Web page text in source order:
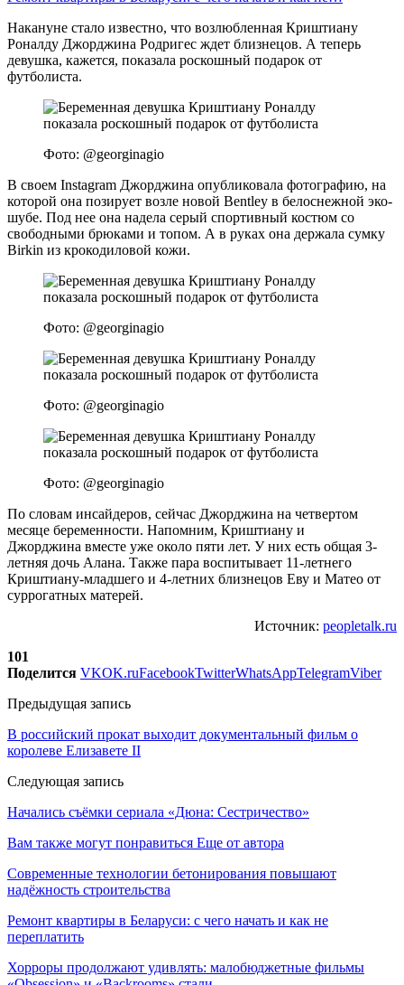
Накануне стало известно, что возлюбленная Криштиану
Роналду Джорджина Родригес ждет близнецов. А теперь
девушка, кажется, показала роскошный подарок от
футболиста.
Фото: @georginagio
В своем Instagram Джорджина опубликовала фотографию, на
которой она позирует возле новой Bentley в белоснежной эко-
шубе. Под нее она надела серый спортивный костюм со
свободными брюками и топом. А в руках она держала сумку
Birkin из крокодиловой кожи.
Фото: @georginagio
Фото: @georginagio
Фото: @georginagio
По словам инсайдеров, сейчас Джорджина на четвертом
месяце беременности. Напомним, Криштиану и
Джорджина вместе уже около пяти лет. У них есть общая 3-
летняя дочь Алана. Также пара воспитывает 11-летнего
Криштиану-младшего и 4-летних близнецов Еву и Матео от
суррогатных матерей.
Источник: peopletalk.ru
101
Поделится VKOK.ruFacebookTwitterWhatsAppTelegramViber
Предыдущая запись
В российский прокат выходит документальный фильм о
королеве Елизавете II
Следующая запись
Начались съёмки сериала «Дюна: Сестричество»
Вам также могут понравиться Еще от автора
Современные технологии бетонирования повышают
надёжность строительства
Ремонт квартиры в Беларуси: с чего начать и как не
переплатить
Хорроры продолжают удивлять: малобюджетные фильмы